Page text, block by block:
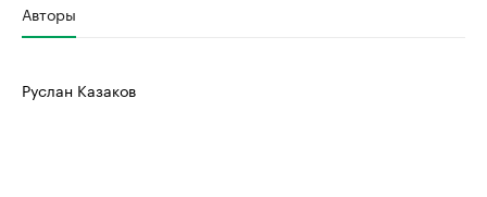
Авторы
Руслан Казаков